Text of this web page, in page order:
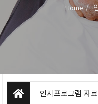
Home
인지프로그램 자